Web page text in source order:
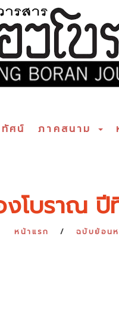
ศน์ ภาคสนาม
งโบราณ
หน้าแรก ฉบับย้อน